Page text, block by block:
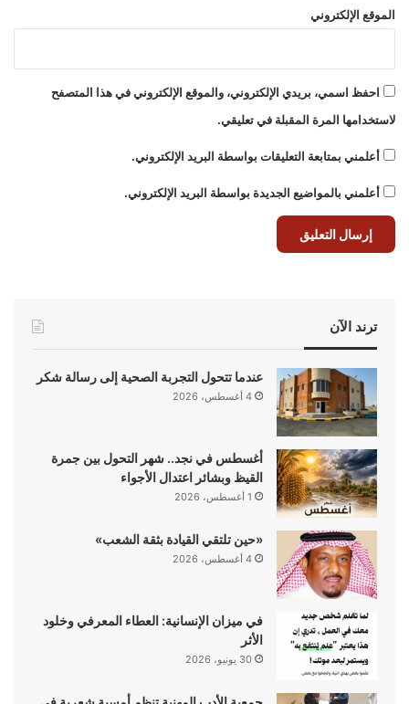
الموقع الإلكتروني
احفظ اسمي، بريدي الإلكتروني، والموقع الإلكتروني في هذا المتصفح
لاستخدامها المرة المقبلة في تعليقي.
أعلمني بمتابعة التعليقات بواسطة البريد الإلكتروني.
أعلمني بالمواضيع الجديدة بواسطة البريد الإلكتروني.
ترند الآن
عندما تتحول التجربة الصحية إلى رسالة شكر
4 أغسطس، 2026
أغسطس في نجد.. شهر التحول بين جمرة
القيظ وبشائر اعتدال الأجواء
1 أغسطس، 2026
«حين تلتقي القيادة بثقة الشعب»
4 أغسطس، 2026
في ميزان الإنسانية: العطاء المعرفي وخلود
الأثر
30 يونيو، 2026